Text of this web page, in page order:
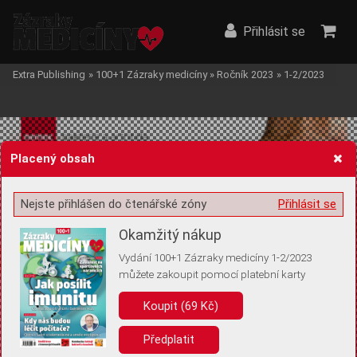
Žádost o souhlas s ukládáním volitelných informací
Pro základní fungování webu nepotřebujeme ukládat žádné informace
(tzv. cookies apod.). Rádi bychom vás ale požádali o souhlas s
uložením volitelných informací:
Anonymní unikátní ID
Přihlásit se
Extra Publishing » 100+1 Zázraky medicíny » Ročník 2023 » 1-2/2023
Placený obsah
Přihlásit se
Nejste přihlášen do čtenářské zóny
Okamžitý nákup
Vydání 100+1 Zázraky medicíny 1-2/2023
můžete zakoupit pomocí platební karty
Koupit (69 Kč)
Předplatit